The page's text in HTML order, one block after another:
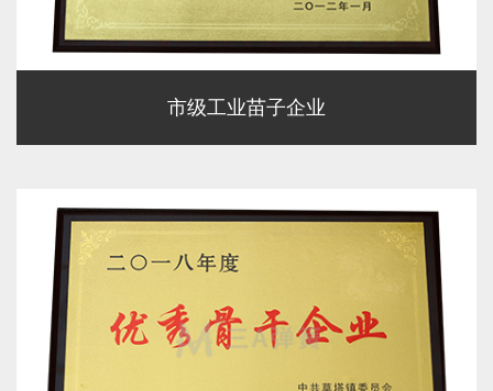
市级工业苗子企业